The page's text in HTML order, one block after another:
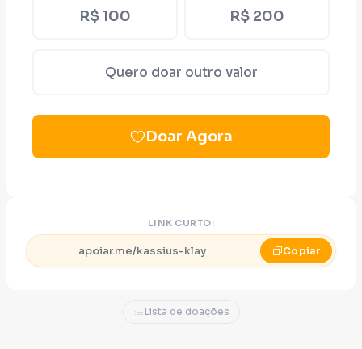
R$ 100 R$ 200
Quero doar outro valor
Doar Agora
LINK CURTO:
apoiar.me/kassius-klay Copiar
Lista de doações